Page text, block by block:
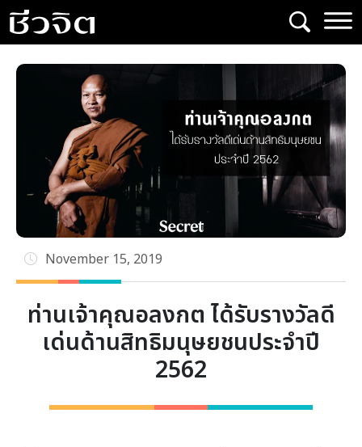
Skip
to
content
November 15, 2019
ท่านเจ้าคุณอลงกต ได้รับรางวัลดี
เด่นด้านสิทธิมนุษยชนประจำปี
2562